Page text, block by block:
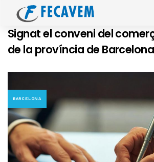
Skip
links
primary
navigation
content
Signat el conveni del
de la província de Barcelona
BARCELONA